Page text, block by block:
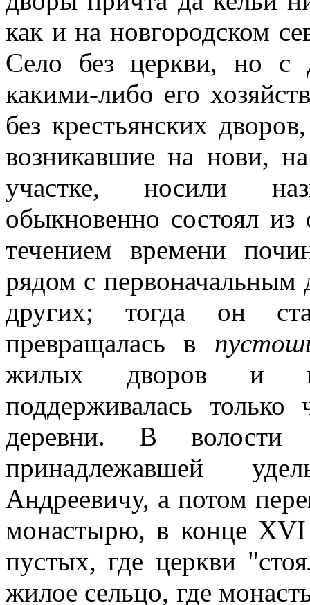
как и на новгородском
Село без церкви, но с
какими-либо его
без крестьянских
возникавшие на нови,
участке, носили
обыкновенно состоял из
течением времени
рядом с первоначальным
других; тогда он
превращалась в
жилых дворов и
поддерживалась
деревни. В волости
принадлежавшей
Андреевичу, а потом
монастырю, в конце
пустых, где церкви
жилое сельцо, где